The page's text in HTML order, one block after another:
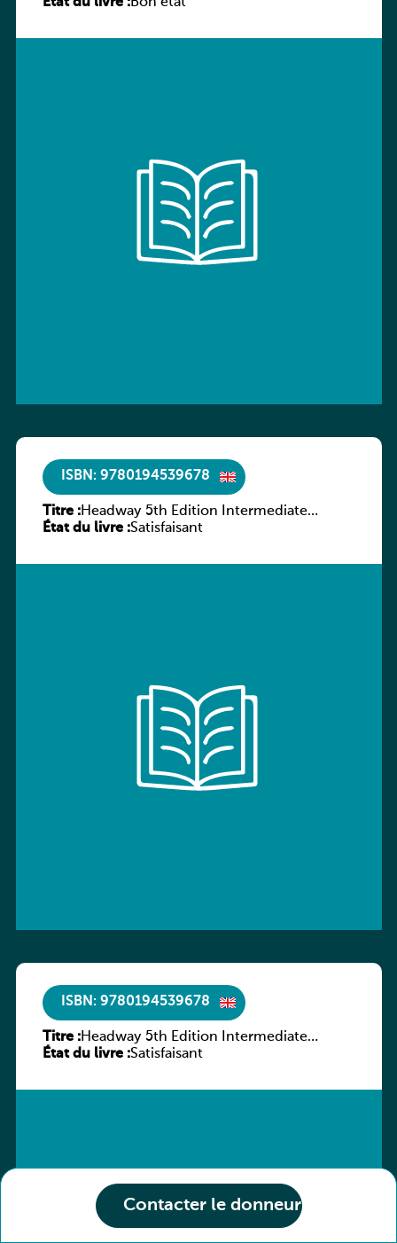
Contacter le donneur
ISBN: 9780194539678
Titre :Headway 5th Edition Intermediate
Workbook without key
État du livre :Satisfaisant
ISBN: 9780194539678
Titre :Headway 5th Edition Intermediate
Workbook without key
État du livre :Satisfaisant